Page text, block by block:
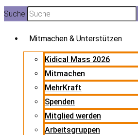
Suche
Mitmachen & Unterstützen
Kidical Mass 2026
Mitmachen
MehrKraft
Spenden
Mitglied werden
Arbeitsgruppen